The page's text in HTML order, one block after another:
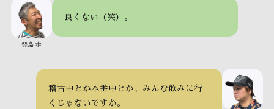
豊島 歩
良くない（笑）。
稽古中とか本番中とか、みんな飲みに行
くじゃないですか。